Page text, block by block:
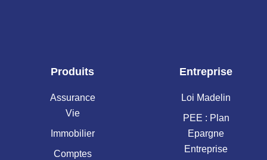
Produits
Assurance
Vie
Immobilier
Comptes
Entreprise
Loi Madelin
PEE : Plan
Epargne
Entreprise